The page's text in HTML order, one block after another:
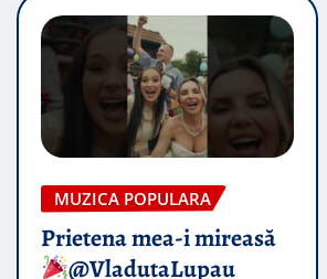
MUZICA POPULARA
Prietena mea-i mireasă​
@VladutaLupau